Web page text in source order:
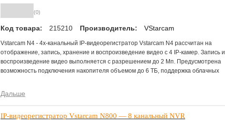
(0)
Код товара: 215210 Производитель: VStarcam
Vstarcam N4 - 4х-канальный IP-видеорегистратор Vstarcam N4 рассчитан на
отображение, запись, хранение и воспроизведение видео с 4 IP-камер. Запись и
воспроизведение видео выполняется с разрешением до 2 Мп. Предусмотрена
возможность подключения накопителя объемом до 6 ТБ, поддержка облачных
помощью ПК или мобильных устройств без предоставления «белого» IP адреса
к видео в реальном времени и архиву. Это просмотр локально на подключенном
Дальше
IP-видеорегистратор Vstarcam N800 — 8 канальный NVR